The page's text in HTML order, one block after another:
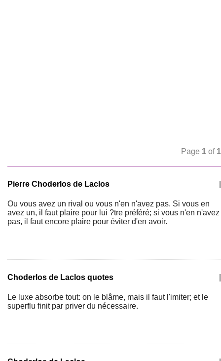
Page 1 of 1
Pierre Choderlos de Laclos
Ou vous avez un rival ou vous n'en n'avez pas. Si vous en
avez un, il faut plaire pour lui ?tre préféré; si vous n'en n'avez
pas, il faut encore plaire pour éviter d'en avoir.
Choderlos de Laclos quotes
Le luxe absorbe tout: on le blâme, mais il faut l'imiter; et le
superflu finit par priver du nécessaire.